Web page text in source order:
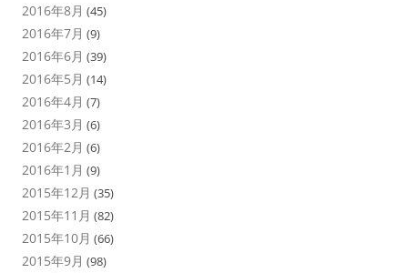
2016年8月 (45)
2016年7月 (9)
2016年6月 (39)
2016年5月 (14)
2016年4月 (7)
2016年3月 (6)
2016年2月 (6)
2016年1月 (9)
2015年12月 (35)
2015年11月 (82)
2015年10月 (66)
2015年9月 (98)